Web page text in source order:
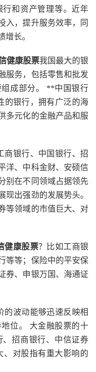
和资产管理等。近年
入，提升服务效率，同
增长。
健康股票我国最大的银
服务，包括零售和批发
成部分。 **中国银行
的银行，拥有广泛的海
多元化的金融产品和服
商银行、中国银行、招
洋、中科金财、安硕信
别在不同领域占据领先
现出强劲的发展势头。
等领域的市值巨大、对
健康股票？比如工商银
等等；保险中的平安保
券、申银万国、海通证
的波动能够迅速反映相
位。 大金融股票的十
招商银行、中信证券
、对股指有重大影响的